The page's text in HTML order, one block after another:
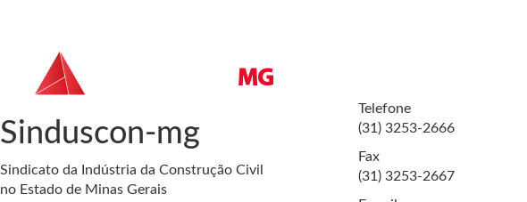
Sinduscon-mg
Sindicato da Indústria da Construção Civil
no Estado de Minas Gerais
Telefone
(31) 3253-2666
Fax
(31) 3253-2667